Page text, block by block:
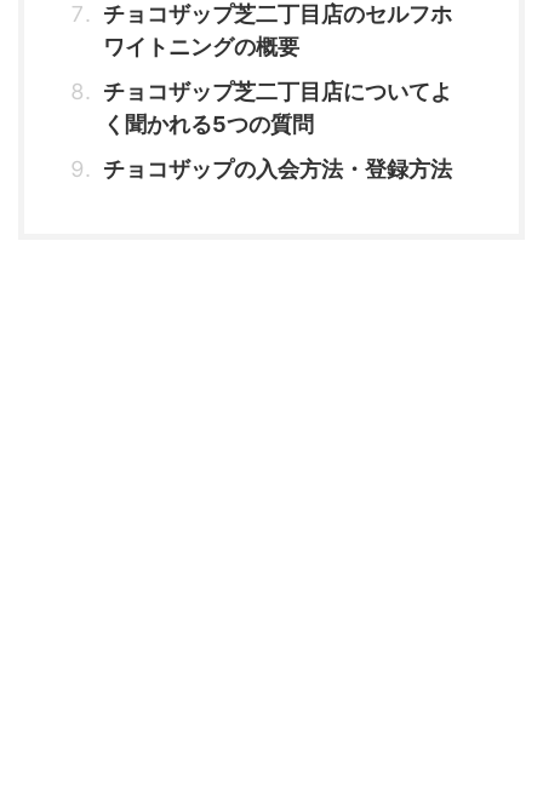
チョコザップ芝二丁目店のセルフホ
ワイトニングの概要
チョコザップ芝二丁目店についてよ
く聞かれる5つの質問
チョコザップの入会方法・登録方法